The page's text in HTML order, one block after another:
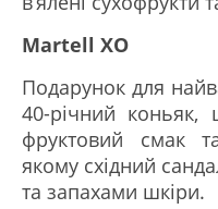
Martell XO
Подарунок для
40-річний
фруктовий смак
якому східний
та запахами шкіри.